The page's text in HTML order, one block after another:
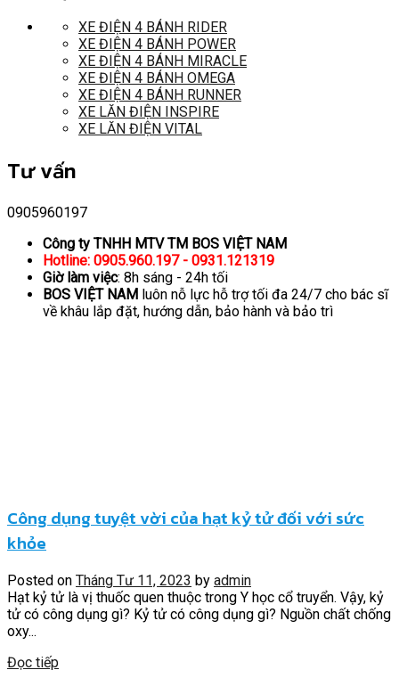
XE ĐIỆN 4 BÁNH RIDER
XE ĐIỆN 4 BÁNH POWER
XE ĐIỆN 4 BÁNH MIRACLE
XE ĐIỆN 4 BÁNH OMEGA
XE ĐIỆN 4 BÁNH RUNNER
XE LĂN ĐIỆN INSPIRE
XE LĂN ĐIỆN VITAL
Tư vấn
0905960197
Công ty TNHH MTV TM BOS VIỆT NAM
Hotline: 0905.960.197 - 0931.121319
Giờ làm việc: 8h sáng - 24h tối
BOS VIỆT NAM luôn nỗ lực hỗ trợ tối đa 24/7 cho bác sĩ
về khâu lắp đặt, hướng dẫn, bảo hành và bảo trì
Công dụng tuyệt vời của hạt kỷ tử đối với sức
khỏe
Posted on Tháng Tư 11, 2023 by admin
Hạt kỷ tử là vị thuốc quen thuộc trong Y học cổ truyển. Vậy, kỷ
tử có công dụng gì? Kỷ tử có công dụng gì? Nguồn chất chống
oxy...
Đọc tiếp